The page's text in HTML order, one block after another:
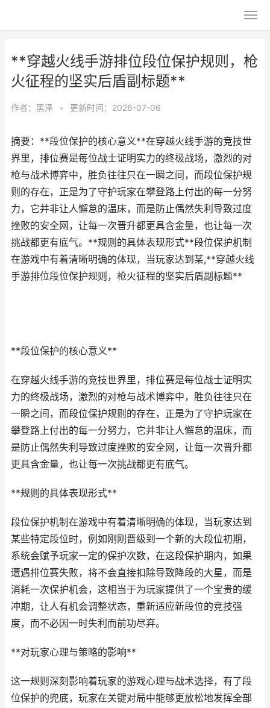
**穿越火线手游排位段位保护规则，枪
火征程的坚实后盾副标题**
作者： 黑泽 • 更新时间：2026-07-06
摘要：**段位保护的核心意义**在穿越火线手游的竞技世
界里，排位赛是每位战士证明实力的终极战场，激烈的对
枪与战术博弈中，胜负往往只在一瞬之间，而段位保护规
则的存在，正是为了守护玩家在攀登路上付出的每一分努
力，它并非让人懈怠的温床，而是防止偶然失利导致过度
挫败的安全网，让每一次晋升都更具含金量，也让每一次
挑战都更有底气。**规则的具体表现形式**段位保护机制
在游戏中有着清晰明确的体现，当玩家达到某,**穿越火线
手游排位段位保护规则，枪火征程的坚实后盾副标题**
**段位保护的核心意义**
在穿越火线手游的竞技世界里，排位赛是每位战士证明实
力的终极战场，激烈的对枪与战术博弈中，胜负往往只在
一瞬之间，而段位保护规则的存在，正是为了守护玩家在
攀登路上付出的每一分努力，它并非让人懈怠的温床，而
是防止偶然失利导致过度挫败的安全网，让每一次晋升都
更具含金量，也让每一次挑战都更有底气。
**规则的具体表现形式**
段位保护机制在游戏中有着清晰明确的体现，当玩家达到
某些特定段位时，例如刚刚晋级到一个新的大段位初期，
系统会赋予玩家一定的保护次数，在这段保护期内，如果
遭遇排位赛失败，将不会直接扣除导致降段的大星，而是
消耗一次保护机会，这相当于为玩家提供了一个宝贵的缓
冲期，让人有机会调整状态，重新适应新段位的竞技强
度，而不必因一时失利而前功尽弃。
**对玩家心理与策略的影响**
这一规则深刻影响着玩家的游戏心理与战术选择，有了段
位保护的兜底，玩家在关键对局中能够更放松地发挥全部